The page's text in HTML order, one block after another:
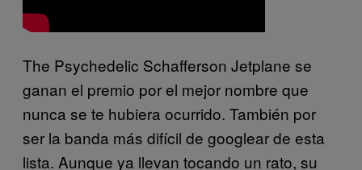
The Psychedelic Schafferson Jetplane se
ganan el premio por el mejor nombre que
nunca se te hubiera ocurrido. También por
ser la banda más difícil de googlear de esta
lista. Aunque ya llevan tocando un rato, su